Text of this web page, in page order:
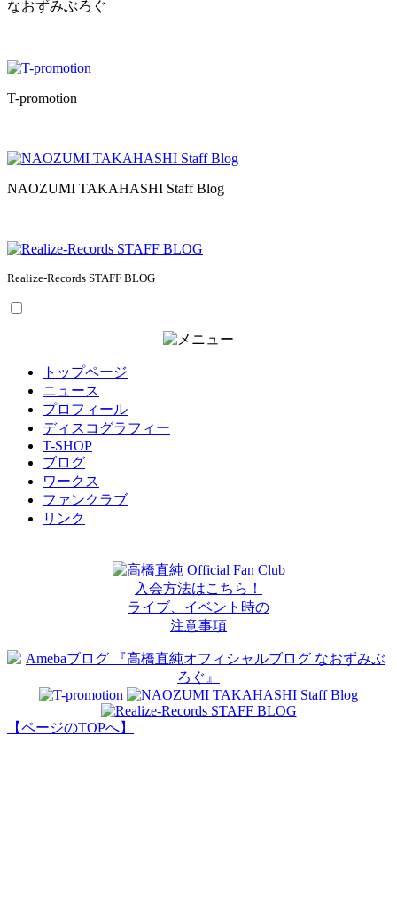
なおずみぶろぐ
T-promotion
NAOZUMI TAKAHASHI Staff Blog
Realize-Records STAFF BLOG
トップページ
ニュース
プロフィール
ディスコグラフィー
T-SHOP
ブログ
ワークス
ファンクラブ
リンク
入会方法はこちら！
ライブ、イベント時の
注意事項
【ページのTOPへ】